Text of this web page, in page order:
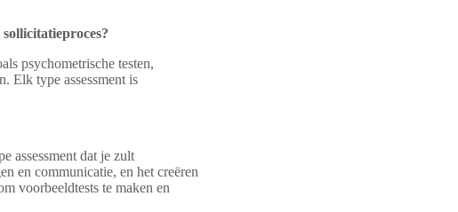
psychometrische testen,
Elk type assessment is
assessment dat je zult
en communicatie, en het creëren
voorbeeldtests te maken en